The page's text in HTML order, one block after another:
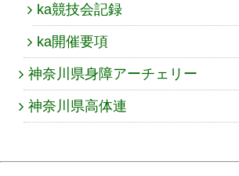
ka競技会記録
ka開催要項
神奈川県身障アーチェリー
神奈川県高体連